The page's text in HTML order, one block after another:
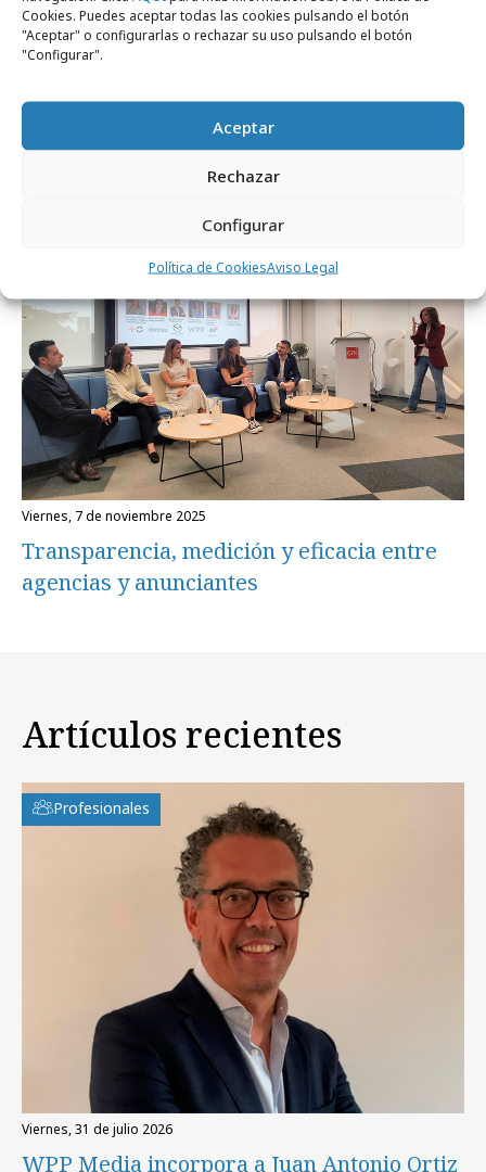
Cookies. Puedes aceptar todas las cookies pulsando el botón
"Aceptar" o configurarlas o rechazar su uso pulsando el botón
"Configurar".
Aceptar
Rechazar
Configurar
Política de CookiesAviso Legal
En casa del herrero…
viernes, 7 de noviembre 2025
Transparencia, medición y eficacia entre
agencias y anunciantes
Artículos recientes
Profesionales
viernes, 31 de julio 2026
WPP Media incorpora a Juan Antonio Ortiz